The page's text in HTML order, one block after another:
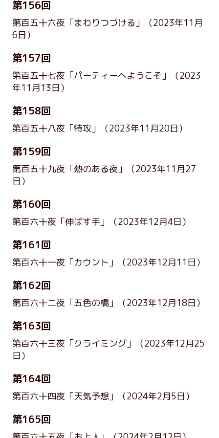
第156回
第百五十六夜「まわりつづける」
（2023年11月
6日）
第157回
第百五十七夜「パーティーへようこそ」
（2023
年11月13日）
第158回
第百五十八夜「特攻」 （2023年11月20日）
第159回
第百五十九夜「熱のある夜」
（2023年11月27
日）
第160回
第百六十夜「伸ばす手」 （2023年12月4日）
第161回
第百六十一夜「カウント」 （2023年12月11日）
第162回
第百六十二夜「五色の橋」 （2023年12月18日）
第163回
第百六十三夜「クライミング」
（2023年12月25
日）
第164回
第百六十四夜「天気予想」 （2024年2月5日）
第165回